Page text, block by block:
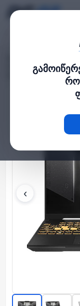
ASUS TUF Gaming F16
Mecha Gray
‹